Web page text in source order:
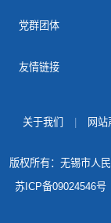
党群团体
友情链接
关于我们 网站
版权所有：无锡市人
苏ICP备09024546号